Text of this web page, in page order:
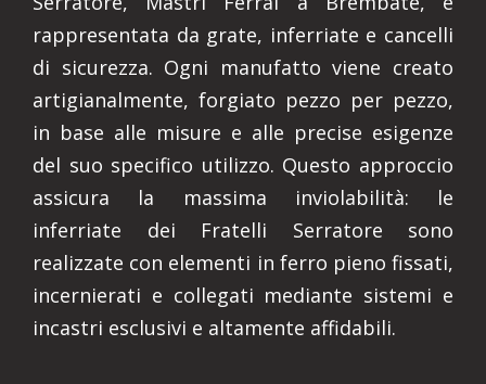
rappresentata da grate, inferriate e cancelli
di sicurezza. Ogni manufatto viene creato
artigianalmente, forgiato pezzo per pezzo,
in base alle misure e alle precise esigenze
del suo specifico utilizzo. Questo approccio
assicura la massima inviolabilità: le
inferriate dei Fratelli Serratore sono
realizzate con elementi in ferro pieno fissati,
incernierati e collegati mediante sistemi e
incastri esclusivi e altamente affidabili.